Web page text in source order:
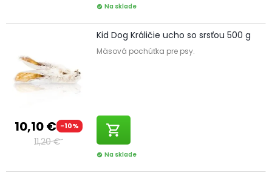
check_circle Na sklade
10,10 € -10%
11,20 €
Kid Dog Králičie ucho so srsťou 500 g
Mäsová pochúťka pre psy.
shopping_cart
check_circle Na sklade